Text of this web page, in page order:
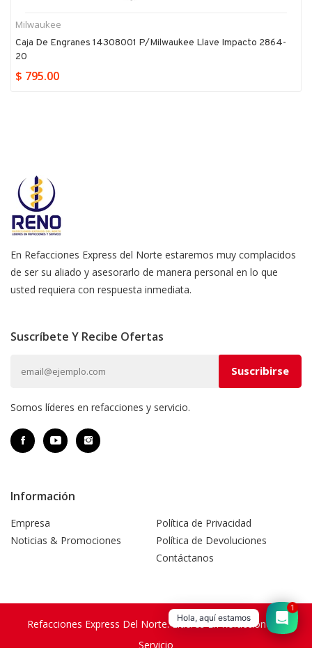
Milwaukee
Caja De Engranes 14308001 P/milwaukee Llave Impacto 2864-
20
$ 795.00
En Refacciones Express del Norte estaremos muy complacidos
de ser su aliado y asesorarlo de manera personal en lo que
usted requiera con respuesta inmediata.
Suscríbete Y Recibe Ofertas
Somos líderes en refacciones y servicio.
Información
Empresa
Noticias & Promociones
Política de Privacidad
Política de Devoluciones
Contáctanos
Refacciones Express Del Norte. Líderes En Refacciones Y
Servicio
Hola, aquí estamos
1